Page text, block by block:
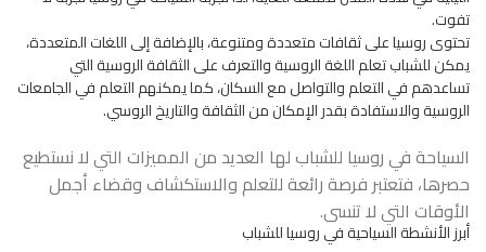
تفوت.
تحتوى روسيا على ثقافات متعددة ومتنوعة، بالإضافة إلى اللغات المتعددة،
يمكن للشباب تعلم اللغة الروسية والتعرف على الثقافة الروسية التي
تساعدهم في التعلم والتواصل مع السكان، كما يمكنهم التعلم في الجامعات
الروسية والاستفادة بقدر الإمكان من الثقافة والتاريخ الروسي.
السياحة في روسيا للشباب لها العديد من المميزات التي لا نستطيع
حصرها، فتعتبر فرصة رائعة للتعلم والاستكشاف وقضاء أجمل
الأوقات التي لا تنسى.
أبرز الأنشطة السياحية في روسيا للشباب